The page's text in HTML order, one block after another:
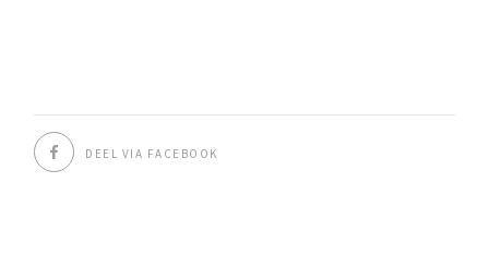
DEEL VIA FACEBOOK